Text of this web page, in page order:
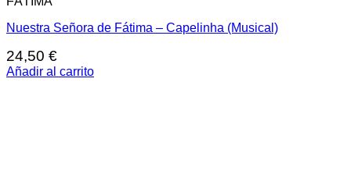
Nuestra Señora de Fátima – Capelinha (Musical)
24,50 €
Añadir al carrito